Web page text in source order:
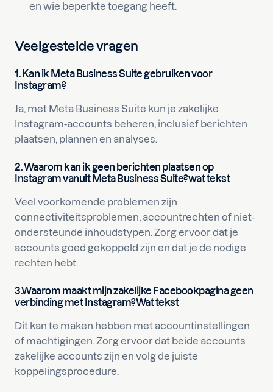
en wie beperkte toegang heeft.
Veelgestelde vragen
1. Kan ik Meta Business Suite gebruiken voor
Instagram?
Ja, met Meta Business Suite kun je zakelijke
Instagram-accounts beheren, inclusief berichten
plaatsen, plannen en analyses.
2. Waarom kan ik geen berichten plaatsen op
Instagram vanuit Meta Business Suite?wat tekst
Veel voorkomende problemen zijn
connectiviteitsproblemen, accountrechten of niet-
ondersteunde inhoudstypen. Zorg ervoor dat je
accounts goed gekoppeld zijn en dat je de nodige
rechten hebt.
3.Waarom maaktmijn zakelijke Facebookpagina geen
verbinding met Instagram?Wat tekst
Dit kan te maken hebben met accountinstellingen
of machtigingen. Zorg ervoor dat beide accounts
zakelijke accounts zijn en volg de juiste
koppelingsprocedure.